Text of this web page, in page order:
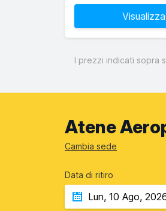
Visualizza
I prezzi indicati sopra
Atene
Cambia sede
Data di ritiro